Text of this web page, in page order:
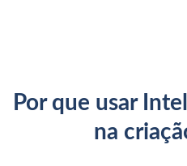
Por que usar
na